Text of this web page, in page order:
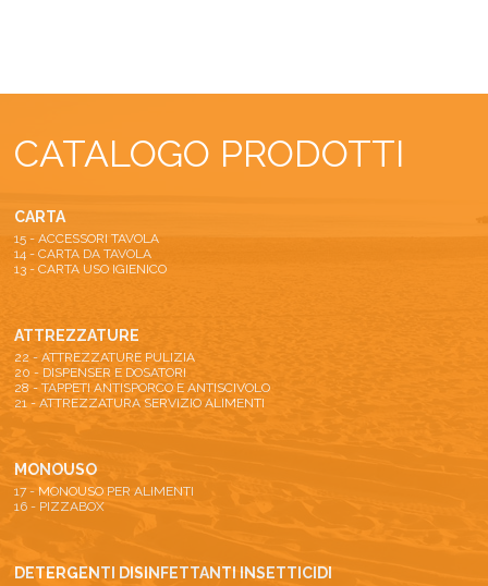
CATALOGO PRODOTTI
CARTA
15 - ACCESSORI TAVOLA
14 - CARTA DA TAVOLA
13 - CARTA USO IGIENICO
ATTREZZATURE
22 - ATTREZZATURE PULIZIA
20 - DISPENSER E DOSATORI
28 - TAPPETI ANTISPORCO E ANTISCIVOLO
21 - ATTREZZATURA SERVIZIO ALIMENTI
MONOUSO
17 - MONOUSO PER ALIMENTI
16 - PIZZABOX
DETERGENTI DISINFETTANTI INSETTICIDI